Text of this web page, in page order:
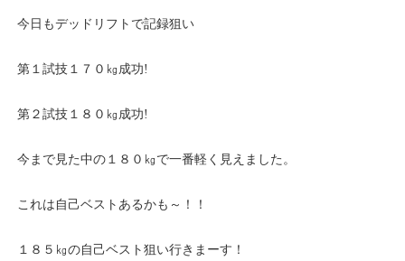
今日もデッドリフトで記録狙い
第１試技１７０㎏成功!
第２試技１８０㎏成功!
今まで見た中の１８０㎏で一番軽く見えました。
これは自己ベストあるかも～！！
１８５㎏の自己ベスト狙い行きまーす！